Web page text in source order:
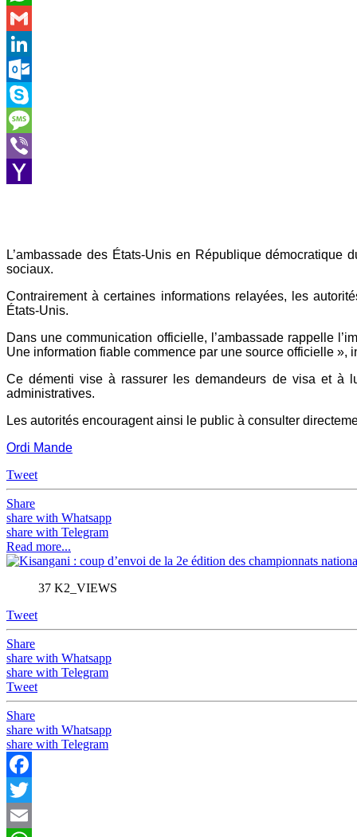
WhatsApp
Gmail
LinkedIn
Outlook.com
Skype
Message
Viber
L’ambassade des États-Unis en République
sociaux.
Contrairement à certaines informations relayées, les
États-Unis.
Dans une communication officielle, l’ambassade rappelle
Une information fiable commence par une source officielle »,
Ce démenti vise à rassurer les demandeurs de visa et à
administratives.
Les autorités encouragent ainsi le public à consulter
Ordi Mande
Tweet
Share
share with Whatsapp
share with Telegram
Read more...
37 K2_VIEWS
Tweet
Share
share with Whatsapp
share with Telegram
Tweet
Share
share with Whatsapp
share with Telegram
Facebook
Twitter